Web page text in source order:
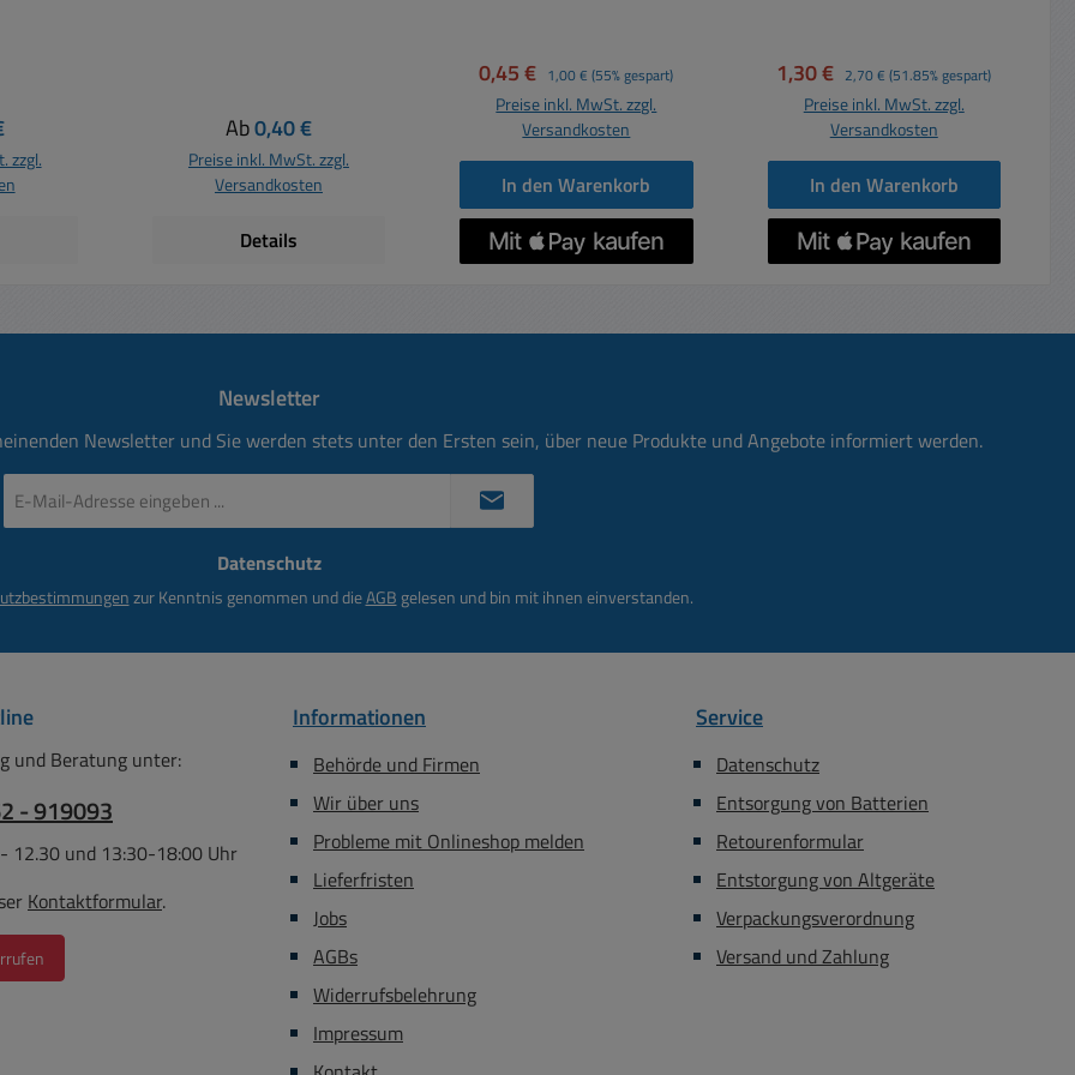
zzgl.
Regulärer Preis:
Ab0,40 €
Preise inkl. MwSt. zzgl.
Versandkosten
Details
Verkaufspreis:
0,45 € Regulärer Preis:
1,00 € (55% gespart)
Preise inkl. MwSt. zzgl.
Versandkosten
In den Warenkorb
Knickschutztülle
Durchmesser : 6,7mm
Kabeleinlaß an Hülse ohne
Knickschutztülle : 8,2mm
Verkaufspreis:
1,30 € Regulärer Preis:
2,70 € (51.85% gespart)
Preise inkl. MwSt. zzgl.
Versandkosten
In den Warenkorb
Newsletter
Newsletter und Sie werden stets unter den Ersten sein, über neue Produkte und Angebote informiert werden.
Mail-
Datenschutz
zur Kenntnis genommen und dieAGB gelesen und bin mit ihnen einverstanden.
und Beratung unter:
- 919093
12.30 und 13:30-18:00 Uhr
Kontaktformular.
Informationen
Behörde und Firmen
Wir über uns
Probleme mit Onlineshop melden
Lieferfristen
Jobs
AGBs
Widerrufsbelehrung
Impressum
Service
Datenschutz
Entsorgung von Batterien
Retourenformular
Entstorgung von Altgeräte
Verpackungsverordnung
Versand und Zahlung